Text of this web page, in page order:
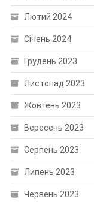
Лютий 2024
Січень 2024
Грудень 2023
Листопад 2023
Жовтень 2023
Вересень 2023
Серпень 2023
Липень 2023
Червень 2023